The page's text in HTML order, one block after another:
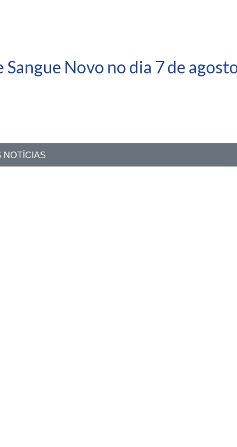
Novo no dia 7 de
NOTÍCIAS